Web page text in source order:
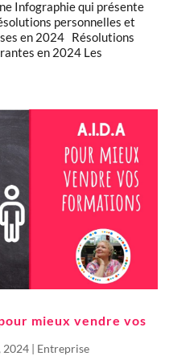
Infographie qui présente
personnelles et
en 2024 Résolutions
en 2024 Les
mieux vendre vos
2024| Entreprise